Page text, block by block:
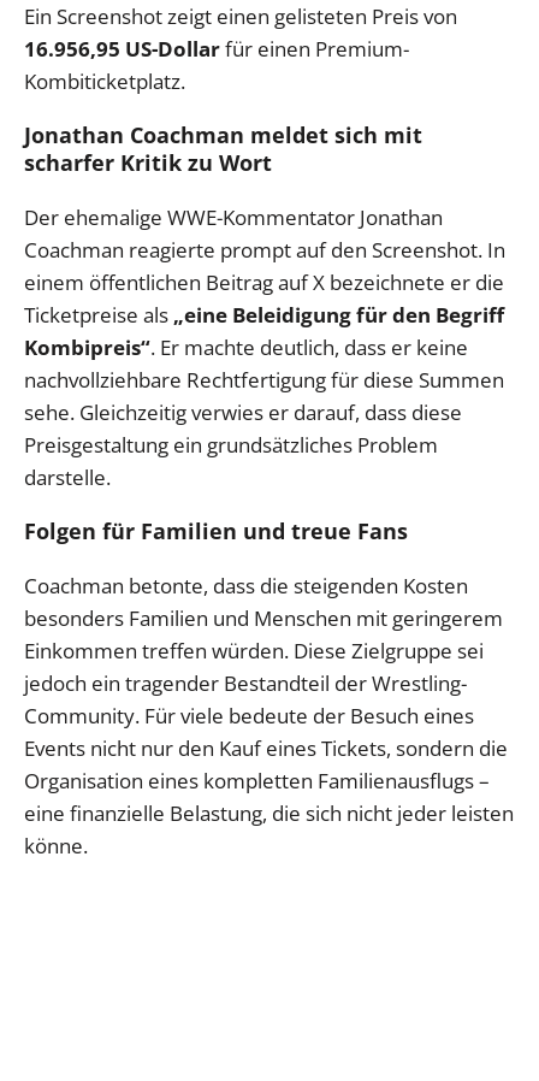
Ein Screenshot zeigt einen gelisteten Preis von
16.956,95 US-Dollarfür einen Premium-
Kombiticketplatz.
Jonathan Coachman meldet sich mit
scharfer Kritik zu Wort
Der ehemalige WWE-Kommentator Jonathan
Coachman reagierte prompt auf den Screenshot. In
einem öffentlichen Beitrag auf X bezeichnete er die
Ticketpreise als „eine Beleidigung für den Begriff
Kombipreis“. Er machte deutlich, dass er keine
nachvollziehbare Rechtfertigung für diese Summen
sehe. Gleichzeitig verwies er darauf, dass diese
Preisgestaltung ein grundsätzliches Problem
darstelle.
Folgen für Familien und treue Fans
Coachman betonte, dass die steigenden Kosten
besonders Familien und Menschen mit geringerem
Einkommen treffen würden. Diese Zielgruppe sei
jedoch ein tragender Bestandteil der Wrestling-
Community. Für viele bedeute der Besuch eines
Events nicht nur den Kauf eines Tickets, sondern die
Organisation eines kompletten Familienausflugs –
eine finanzielle Belastung, die sich nicht jeder leisten
könne.